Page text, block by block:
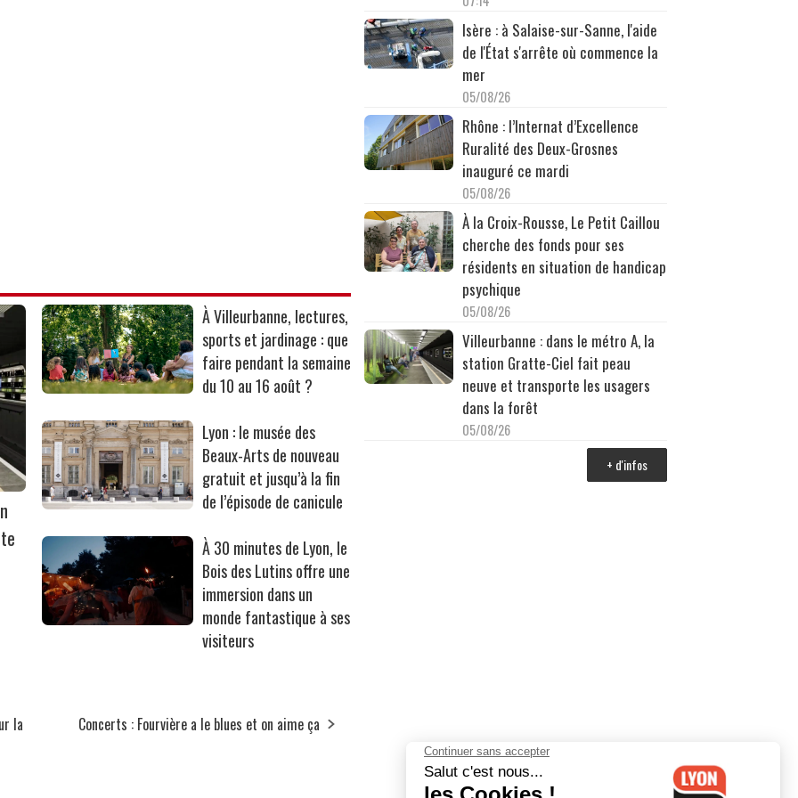
À Villeurbanne, lectures,
sports et jardinage : que
faire pendant la semaine
du 10 au 16 août ?
Lyon : le musée des
Beaux-Arts de nouveau
gratuit et jusqu’à la fin
de l’épisode de canicule
À 30 minutes de Lyon, le
Bois des Lutins offre une
immersion dans un
monde fantastique à ses
visiteurs
la
Concerts : Fourvière a le blues et on aime ça
Isère : à Salaise-sur-Sanne, l'aide
de l'État s'arrête où commence la
mer
05/08/26
Rhône : l’Internat d’Excellence
Ruralité des Deux-Grosnes
inauguré ce mardi
05/08/26
À la Croix-Rousse, Le Petit Caillou
cherche des fonds pour ses
résidents en situation de handicap
psychique
05/08/26
Villeurbanne : dans le métro A, la
station Gratte-Ciel fait peau
neuve et transporte les usagers
dans la forêt
05/08/26
+ d'infos